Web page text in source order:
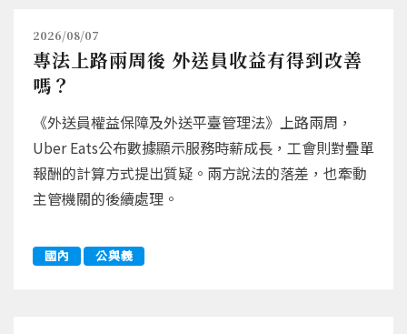
2026/08/07
專法上路兩周後 外送員收益有得到改善
嗎？
《外送員權益保障及外送平臺管理法》上路兩周，
Uber Eats公布數據顯示服務時薪成長，工會則對疊單
報酬的計算方式提出質疑。兩方說法的落差，也牽動
主管機關的後續處理。
國內 公與義